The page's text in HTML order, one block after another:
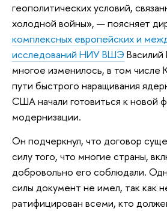
геополитических условий,
холодной войны», — поясняет
комплексных европейских и
исследований НИУ ВШЭ
многое изменилось, в том числе
пути быстрого наращивания
США начали готовиться к новой
модернизации.
Он подчеркнул, что договор
силу того, что многие страны,
добровольно его соблюдали.
силы документ не имел, так как
ратифицирован всеми, кто